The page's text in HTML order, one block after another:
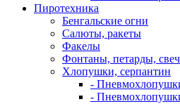
Пиротехника
Бенгальские огни
Салюты, ракеты
Факелы
Фонтаны, петарды,
Хлопушки, серпантин
-
-